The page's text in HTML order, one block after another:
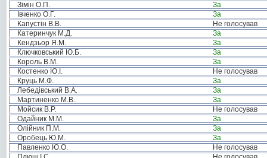
Зімін О.П.
За
Івченко О.Г.
За
Капустін В.В.
Не голосував
Катеринчук М.Д.
За
Кендзьор Я.М.
За
Ключковський Ю.Б.
За
Король В.М.
За
Костенко Ю.І.
Не голосував
Круць М.Ф.
За
Лебедівський В.А.
За
Мартиненко М.В.
За
Мойсик В.Р.
Не голосував
Одайник М.М.
За
Олійник П.М.
За
Оробець Ю.М.
За
Павленко Ю.О.
Не голосував